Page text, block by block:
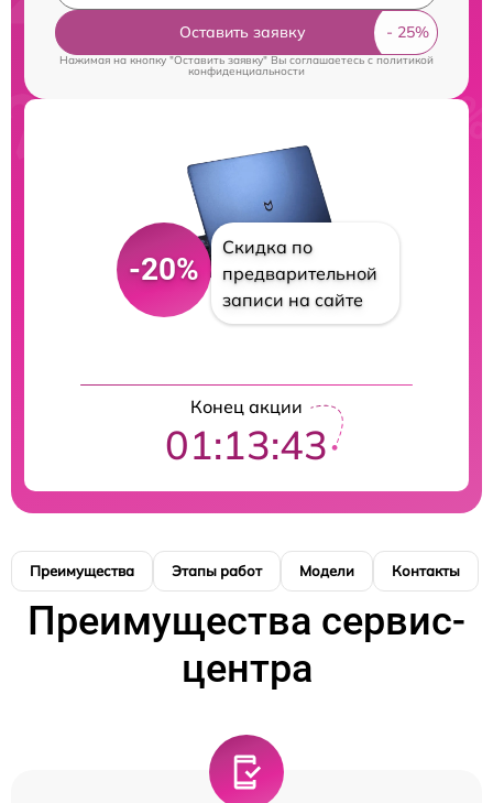
Оставить заявку
Нажимая на кнопку "Оставить заявку" Вы соглашаетесь c политикой
конфиденциальности
-20%
Скидка по
предварительной
записи на сайте
Конец акции
01:13:43
Преимущества Этапы работ Модели Контакты
Преимущества сервис-
центра